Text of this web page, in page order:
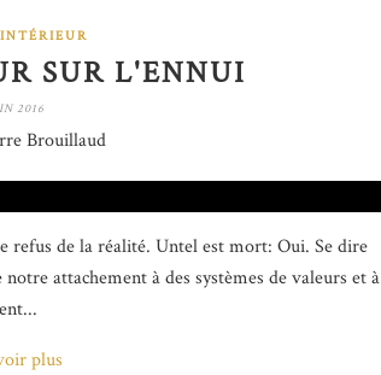
SUR L'ENNUI
2016
Brouillaud
refus de la réalité. Untel est mort: Oui. Se dire
attachement à des systèmes de valeurs et à
plus